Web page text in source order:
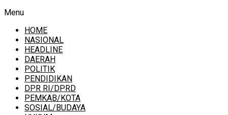
Menu
HOME
NASIONAL
HEADLINE
DAERAH
POLITIK
PENDIDIKAN
DPR RI/DPRD
PEMKAB/KOTA
SOSIAL/BUDAYA